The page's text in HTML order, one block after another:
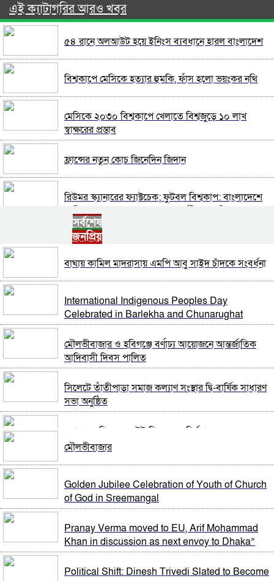
এই ক্যাটাগরির আরও খবর
৫৪ রানে অলআউট হয়ে ইনিংস ব্যবধানে হারল বাংলাদেশ
বিশ্বকাপে মেসিকে হত্যার হুমকি, ফাঁস হলো ভয়ংকর নথি
মেসিকে ২০৩০ বিশ্বকাপে খেলাতে বিশ্বজুড়ে ১০ লাখ
স্বাক্ষরের প্রস্তাব
ফ্রান্সের নতুন কোচ জিনেদিন জিদান
রিউমর স্ক্যানারের ফ্যাক্টচেক; ফুটবল বিশ্বকাপ: বাংলাদেশে
বেশি ভুল তথ্য ছড়ানো হয়েছে আর্জেন্টিনাকে ঘিরে
টি–টুয়েন্টিতে নতুন রেকর্ড গড়ল ভারত
ফাইনালে যত ষড়যন্ত্রতত্ত্ব: খেলোয়াড়দের পরিবারকে হুমকি,
বিশ্বকাপের ফাইনালে হেরে ভেঙে পড়া মেসিকে স্ত্রীর বার্তা
থিয়াগো মেসিতে স্বপ্ন আর্জেন্টিনার
মেসিকে বিশ্বকাপের সেরা ফুটবলার ঘোষণা
আইএফএফএইচএসের
বিশ্বকাপের ফাইনালে লাল কার্ড দেখা ফার্নান্দেজের
আবেগঘন বার্তা
এবার মেসিদের জন্য দি মারিয়ার বার্তা
বিবিসি বাংলার প্রতিবেদন; মেসির সাথে প্রতারণা,
কৌশলগত ভুলেই শিরোপা হারাল আর্জেন্টিনা
আর্জেন্টিনা হারায় দুঃখ পাইনি,দুই দলই ভালো খেলেছে:
ডোনাল্ড ট্রাম্প
সর্বশেষ
জনপ্রিয়
বাঘায় কামিল মাদরাসায় এমপি আবু সাইদ চাঁদকে সংবর্ধনা
International Indigenous Peoples Day
Celebrated in Barlekha and Chunarughat
মৌলভীবাজার ও হবিগঞ্জে বর্ণাঢ্য আয়োজনে আন্তর্জাতিক
আদিবাসী দিবস পালিত
সিলেটে তাঁতীপাড়া সমাজ কল্যাণ সংস্থার দ্বি-বার্ষিক সাধারণ
সভা অনুষ্ঠিত
নাগরপুরে নিম্নমানের ইট দিয়ে রাস্তা নির্মাণ
রাষ্ট্রপতি পদে মির্জা ফখরুলের নাম চূড়ান্ত
হেফাজত আমিরের সঙ্গে প্রধানমন্ত্রীর সাক্ষাৎ
দেশে মোট ভোটার ১২ কোটি ৮৬ লাখ, তিন মাসে বেড়েছে ৩
মৌলভীবাজার
Golden Jubilee Celebration of Youth of Church
of God in Sreemangal
Pranay Verma moved to EU, Arif Mohammad
Khan in discussion as next envoy to Dhaka”
Political Shift: Dinesh Trivedi Slated to Become